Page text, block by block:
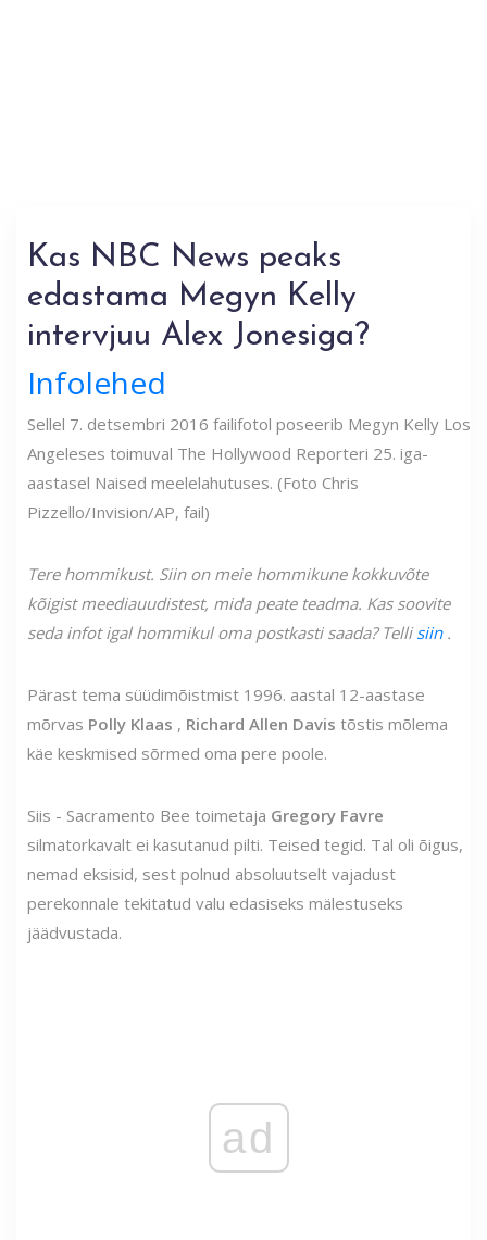
Kas NBC News peaks
edastama Megyn Kelly
intervjuu Alex Jonesiga?
Infolehed
Sellel 7. detsembri 2016 failifotol poseerib Megyn Kelly Los
Angeleses toimuval The Hollywood Reporteri 25. iga-
aastasel Naised meelelahutuses. (Foto Chris
Pizzello/Invision/AP, fail)
Tere hommikust. Siin on meie hommikune kokkuvõte
kõigist meediauudistest, mida peate teadma. Kas soovite
seda infot igal hommikul oma postkasti saada? Telli siin.
Pärast tema süüdimõistmist 1996. aastal 12-aastase
mõrvas Polly Klaas , Richard Allen Davis tõstis mõlema
käe keskmised sõrmed oma pere poole.
Siis - Sacramento Bee toimetaja Gregory Favre
silmatorkavalt ei kasutanud pilti. Teised tegid. Tal oli õigus,
nemad eksisid, sest polnud absoluutselt vajadust
perekonnale tekitatud valu edasiseks mälestuseks
jäädvustada.
ad